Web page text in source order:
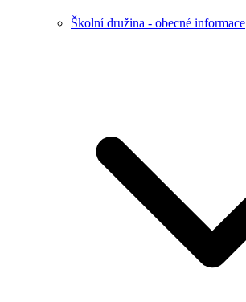
Školní družina - obecné informace